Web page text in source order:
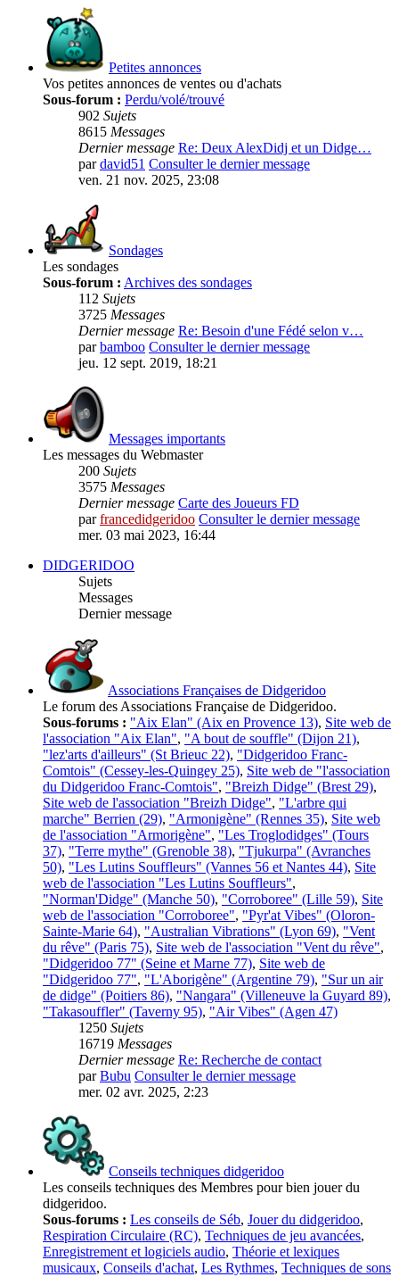
Petites annonces
Vos petites annonces de ventes ou d'achats
Sous-forum : Perdu/volé/trouvé
902 Sujets
8615 Messages
Dernier message Re: Deux AlexDidj et un Didge…
pardavid51 Consulter le dernier message
ven. 21 nov. 2025, 23:08
Sondages
Les sondages
Sous-forum : Archives des sondages
112 Sujets
3725 Messages
Dernier message Re: Besoin d'une Fédé selon v…
parbamboo Consulter le dernier message
jeu. 12 sept. 2019, 18:21
Messages importants
Les messages du Webmaster
200 Sujets
3575 Messages
Dernier message Carte des Joueurs FD
parfrancedidgeridoo Consulter le dernier message
mer. 03 mai 2023, 16:44
DIDGERIDOO
Sujets
Messages
Dernier message
Associations Françaises de Didgeridoo
Le forum des Associations Française de Didgeridoo.
Sous-forums : "Aix Elan" (Aix en Provence 13), Site web de
l'association "Aix Elan", "A bout de souffle" (Dijon 21),
"lez'arts d'ailleurs" (St Brieuc 22), "Didgeridoo Franc-
Comtois" (Cessey-les-Quingey 25), Site web de "l'association
du Didgeridoo Franc-Comtois", "Breizh Didge" (Brest 29),
Site web de l'association "Breizh Didge", "L'arbre qui
marche" Berrien (29), "Armonigène" (Rennes 35), Site web
de l'association "Armorigène", "Les Troglodidges" (Tours
37), "Terre mythe" (Grenoble 38), "Tjukurpa" (Avranches
50), "Les Lutins Souffleurs" (Vannes 56 et Nantes 44), Site
web de l'association "Les Lutins Souffleurs",
"Norman'Didge" (Manche 50), "Corroboree" (Lille 59), Site
web de l'association "Corroboree", "Pyr'at Vibes" (Oloron-
Sainte-Marie 64), "Australian Vibrations" (Lyon 69), "Vent
du rêve" (Paris 75), Site web de l'association "Vent du rêve",
"Didgeridoo 77" (Seine et Marne 77), Site web de
"Didgeridoo 77", "L'Aborigène" (Argentine 79), "Sur un air
de didge" (Poitiers 86), "Nangara" (Villeneuve la Guyard 89),
"Takasouffler" (Taverny 95), "Air Vibes" (Agen 47)
1250 Sujets
16719 Messages
Dernier message Re: Recherche de contact
parBubu Consulter le dernier message
mer. 02 avr. 2025, 2:23
Conseils techniques didgeridoo
Les conseils techniques des Membres pour bien jouer du
didgeridoo.
Sous-forums : Les conseils de Séb, Jouer du didgeridoo,
Respiration Circulaire (RC), Techniques de jeu avancées,
Enregistrement et logiciels audio, Théorie et lexiques
musicaux, Conseils d'achat, Les Rythmes, Techniques de sons